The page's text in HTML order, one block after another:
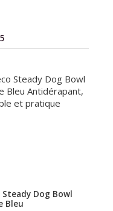
Steady Dog Bowl
Bleu